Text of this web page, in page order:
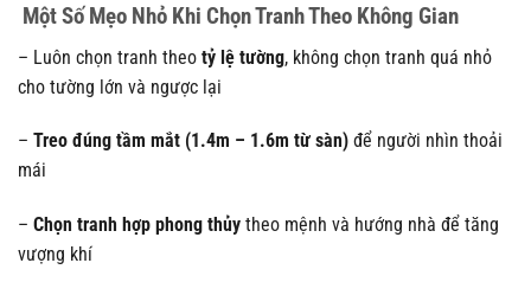
Một Số Mẹo Nhỏ Khi Chọn Tranh Theo Không Gian
– Luôn chọn tranh theo tỷ lệ tường, không chọn tranh quá nhỏ
cho tường lớn và ngược lại
– Treo đúng tầm mắt (1.4m – 1.6m từ sàn) để người nhìn thoải
mái
– Chọn tranh hợp phong thủy theo mệnh và hướng nhà để tăng
vượng khí